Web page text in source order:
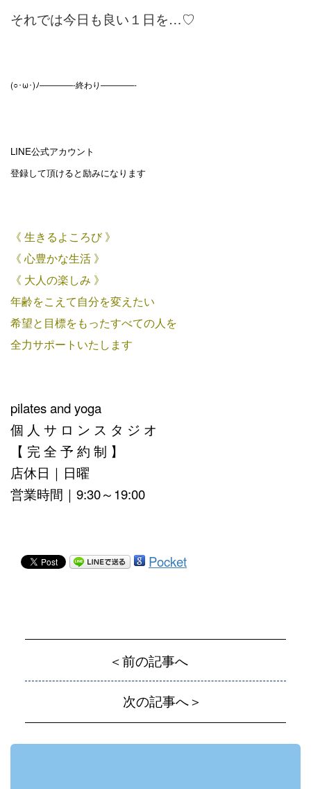
それでは今日も良い１日を…♡
(○･ω･)ﾉ————-終わり————-
LINE公式アカウント
登録して頂けると励みになります
《 生きるよころび 》
《 心豊かな生活 》
《 大人の楽しみ 》
年齢をこえて自分を変えたい
希望と目標をもったすべての人を
全力サポートいたします
pilates and yoga
個 人 サ ロ ン ス タ ジ オ
【 完 全 予 約 制 】
店休日｜日曜
営業時間｜9:30～19:00
Pocket
＜前の記事へ
次の記事へ＞